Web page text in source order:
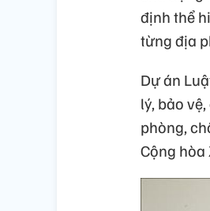
định thể
từng địa
Dự án
lý, bảo
phòng,
Cộng hòa